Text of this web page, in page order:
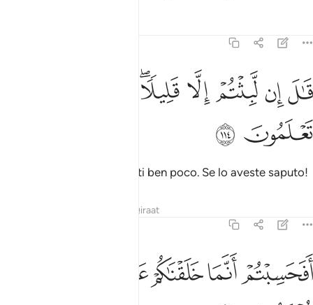
قال ان لبثتم الا قليلا لو انكم كنتم تعلمون ١١٤
قَـٰلَ إِن لَّبِثْتُمْ إِلَّا قَلِيلًۭا ۖ لَّوْ أَنَّكُمْ كُنتُمْ تَعْلَمُونَ ١١٤
ﲓﲔﲕﲖﲗﲘ
ﲜ ﲝ
Dirà: «Davvero siete rimasti ben poco. Se lo aveste saputo!
Qiraat
افحسبتم انما خلقناكم عبثا وانكم الينا لا ترجعون ١١٥
أَفَحَسِبْتُمْ أَنَّمَا خَلَقْنَـٰكُمْ عَبَثًۭا وَأَنَّكُمْ إِلَيْنَا لَا تُرْجَعُونَ ١١٥
ﲞﲟﲠﲡ